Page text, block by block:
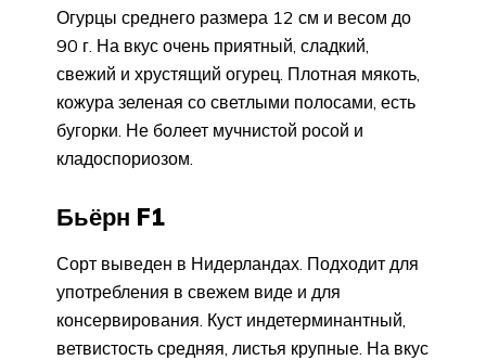
Огурцы среднего размера 12 см и весом до
90 г. На вкус очень приятный, сладкий,
свежий и хрустящий огурец. Плотная мякоть,
кожура зеленая со светлыми полосами, есть
бугорки. Не болеет мучнистой росой и
кладоспориозом.
Бьёрн F1
Сорт выведен в Нидерландах. Подходит для
употребления в свежем виде и для
консервирования. Куст индетерминантный,
ветвистость средняя, листья крупные. На вкус